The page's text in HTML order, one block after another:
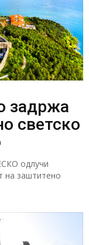
задржа
светско
одлучи
на заштитено